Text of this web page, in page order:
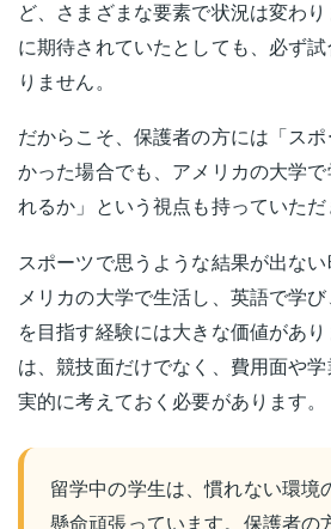
ど、さまざまな要素で状況は変わ
に期待されていたとしても、必ず
りません。
だからこそ、保護者の方には「ス
かった場合でも、アメリカの大学
れるか」という視点も持っていただ
スポーツで思うような結果が出な
メリカの大学で生活し、英語で学
を目指す経験には大きな価値があ
は、競技面だけでなく、費用面や
実的に考えておく必要があります。
留学中の学生は、慣れない環境
懸命頑張っています。保護者の